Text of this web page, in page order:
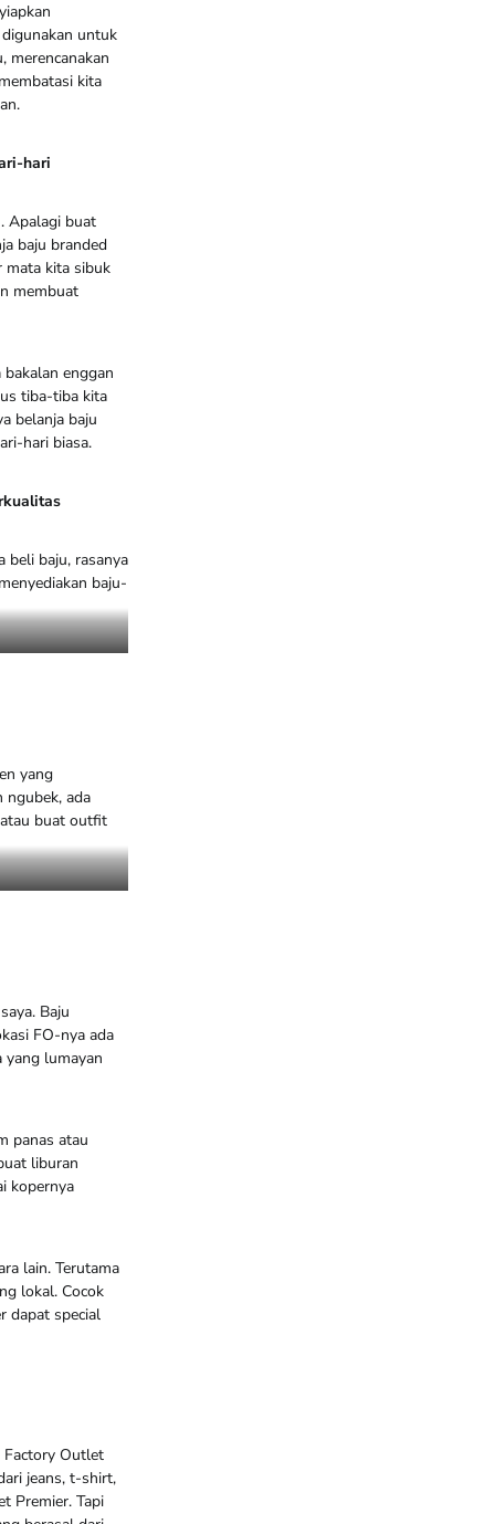
untuk
merencanakan
kita
hari
Apalagi buat
baju branded
mata kita sibuk
membuat
enggan
tiba-tiba kita
belanja baju
hari biasa.
beli baju, rasanya
baju-
yang
ngubek, ada
buat outfit
Baju
FO-nya ada
yang lumayan
panas atau
liburan
kopernya
lain. Terutama
lokal. Cocok
dapat special
Factory Outlet
jeans, t-shirt,
Premier. Tapi